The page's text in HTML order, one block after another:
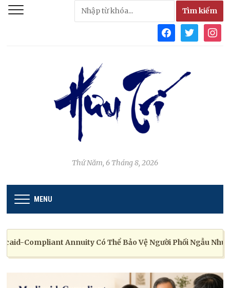
facebooktwitter
Thứ Năm, 6 Tháng 8, 2026
MENU
Annuity Có Thể Bảo Vệ Người Phối Ngẫu Như Thế